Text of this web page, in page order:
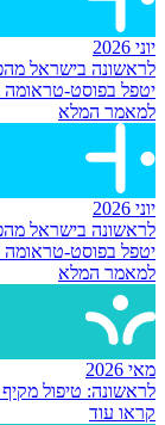
יוני 2026
יטפל בפוסט-טראומה
למאמר המלא
יוני 2026
יטפל בפוסט-טראומה
למאמר המלא
מאי 2026
לראשונה: טיפול
קראו עוד